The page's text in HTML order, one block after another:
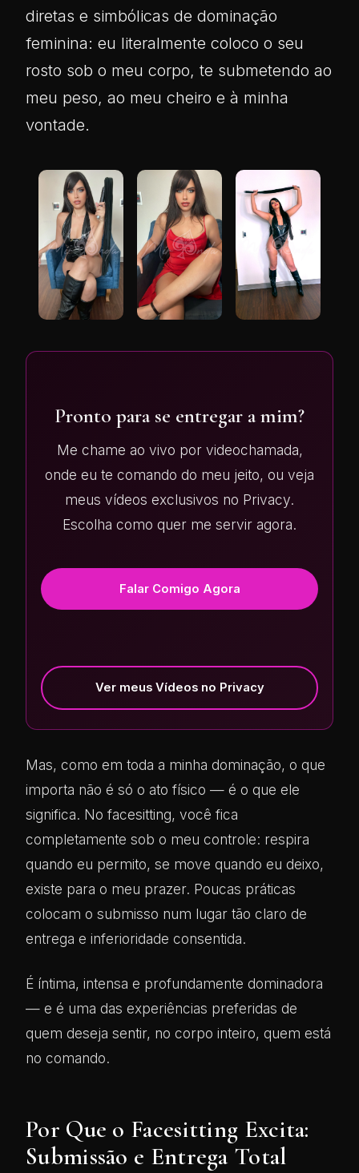
diretas e simbólicas de dominação
feminina: eu literalmente coloco o seu
rosto sob o meu corpo, te submetendo ao
meu peso, ao meu cheiro e à minha
vontade.
Pronto para se entregar a mim?
Me chame ao vivo por videochamada,
onde eu te comando do meu jeito, ou veja
meus vídeos exclusivos no Privacy.
Escolha como quer me servir agora.
Falar Comigo Agora
Ver meus Vídeos no Privacy
Mas, como em toda a minha dominação, o que
importa não é só o ato físico — é o que ele
significa. No facesitting, você fica
completamente sob o meu controle: respira
quando eu permito, se move quando eu deixo,
existe para o meu prazer. Poucas práticas
colocam o submisso num lugar tão claro de
entrega e inferioridade consentida.
É íntima, intensa e profundamente dominadora
— e é uma das experiências preferidas de
quem deseja sentir, no corpo inteiro, quem está
no comando.
Por Que o Facesitting Excita:
Submissão e Entrega Total